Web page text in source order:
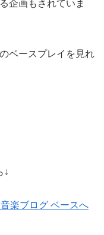
企画もされていま
ベースプレイを見れ
↓